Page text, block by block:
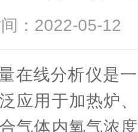
间：2022-05-
线分析仪是一
应用于加热炉
气体内氧气浓